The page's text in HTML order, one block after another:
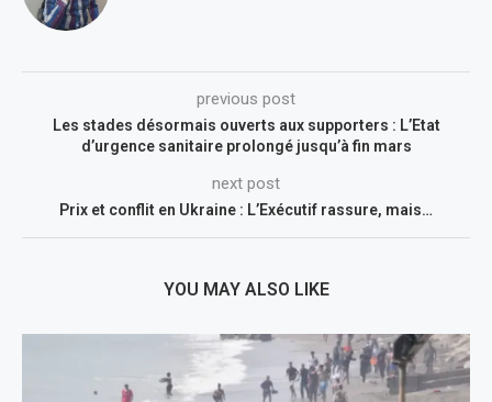
previous post
Les stades désormais ouverts aux supporters : L’Etat
d’urgence sanitaire prolongé jusqu’à fin mars
next post
Prix et conflit en Ukraine : L’Exécutif rassure, mais…
YOU MAY ALSO LIKE